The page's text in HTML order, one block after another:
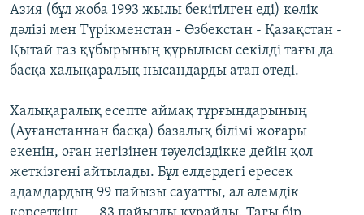
Азия (бұл жоба 1993 жылы бекітілген еді) көлік
дәлізі мен Түрікменстан - Өзбекстан - Қазақстан -
Қытай газ құбырының құрылысы секілді тағы да
басқа халықаралық нысандарды атап өтеді.
Халықаралық есепте аймақ тұрғындарының
(Ауғанстаннан басқа) базалық білімі жоғары
екенін, оған негізінен тәуелсіздікке дейін қол
жеткізгені айтылады. Бұл елдердегі ересек
адамдардың 99 пайызы сауатты, ал әлемдік